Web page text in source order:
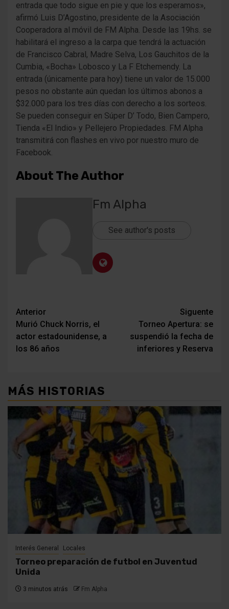
entrada que todo sigue en pie y que los esperamos»,
afirmó Luis D’Agostino, presidente de la Asociación
Cooperadora al móvil de FM Alpha. Desde las 19hs. se
habilitará el ingreso a la carpa que tendrá la actuación
de Francisco Cabral, Madre Selva, Los Gauchitos de la
Cumbia, «Bocha» Lobosco y La F Etchemendy. La
entrada (únicamente para hoy) tiene un valor de 15.000
pesos no obstante aún quedan los últimos abonos a
$32.000 para los tres días con derecho a los sorteos.
Se pueden conseguir en Súper D’ Todo, Bien Campero,
Tienda «El Indio» y Pellejero Propiedades. FM Alpha
transmitirá con flashes en vivo por nuestro muro de
Facebook.
About The Author
Fm Alpha
See author's posts
Navegación
de
entradas
Anterior
Murió Chuck Norris, el
actor estadounidense, a
los 86 años
Siguente
Torneo Apertura: se
suspendió la fecha de
inferiores y Reserva
MÁS HISTORIAS
Interés General Locales
Torneo preparación de futbol en Juventud
Unida
3 minutos atrás Fm Alpha